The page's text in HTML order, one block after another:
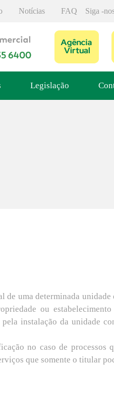
Notícias FAQ Siga -
Legislação
de uma determinada unidade
ou
instalação da unidade
no caso de processos
que somente o titular